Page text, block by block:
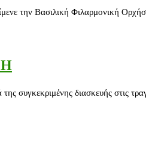
την Βασιλική Φιλαρμονική
της συγκεκριμένης διασκευής στις